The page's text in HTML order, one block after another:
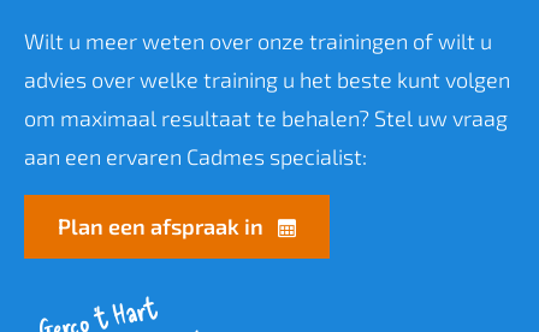
Wilt u meer weten over onze trainingen of wilt u
advies over welke training u het beste kunt volgen
om maximaal resultaat te behalen? Stel uw vraag
aan een ervaren Cadmes specialist:
Plan een afspraak in
Gerco 't Hart